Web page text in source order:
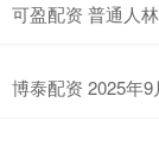
可盈配资 普通人
博泰配资 2025年